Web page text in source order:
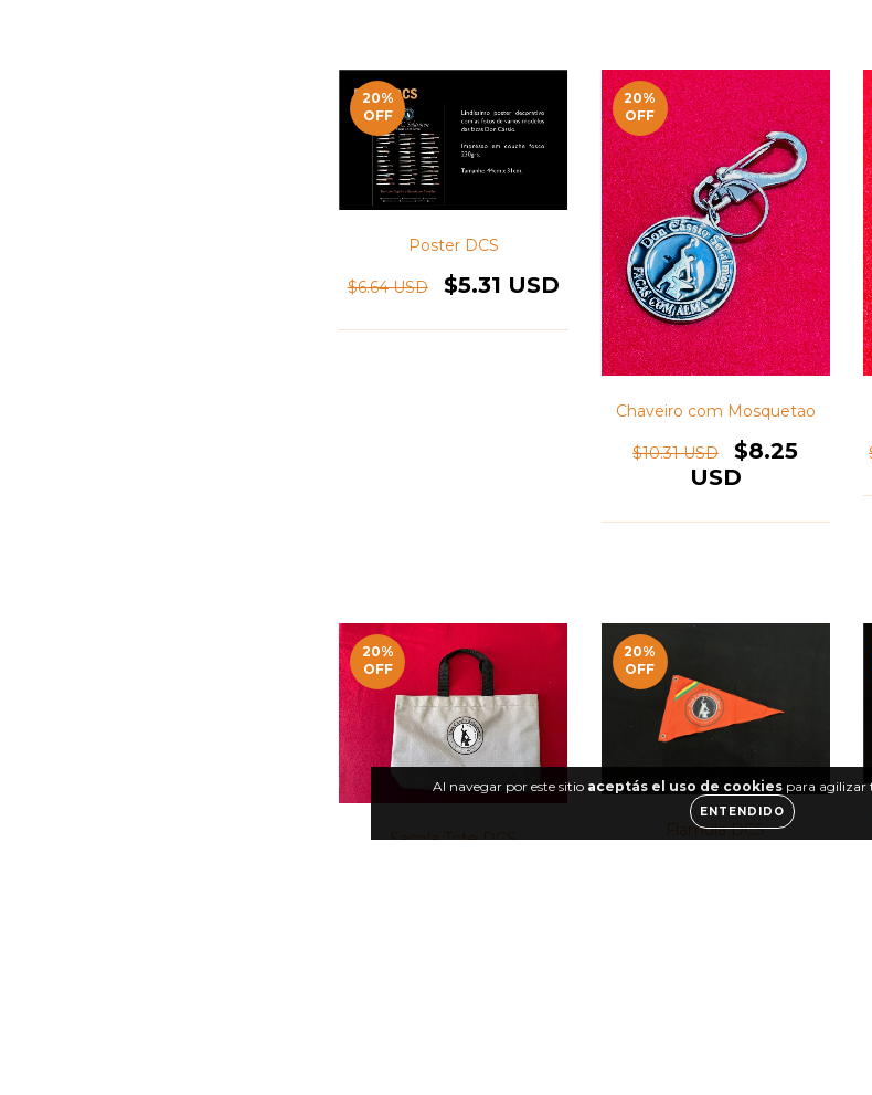
Al navegar por este sitio aceptás el uso de cookies para agilizar
ENTENDIDO
20%
OFF
Poster DCS
$6.64 USD $5.31 USD
20%
OFF
Chaveiro com Mosquetao
$10.31 USD
$8.25
USD
20%
OFF
Sacola Tote DCS
20%
OFF
Flamula DCS